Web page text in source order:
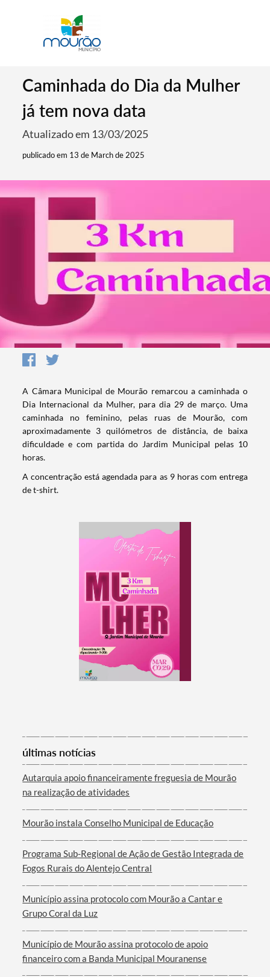
Categorias gerais
Filtros
Caminhada do Dia da Mulher
já tem nova data
Atualizado em 13/03/2025
publicado em 13 de March de 2025
A Câmara Municipal de Mourão remarcou a caminhada o
Dia Internacional da Mulher, para dia 29 de março. Uma
caminhada no feminino, pelas ruas de Mourão, com
aproximadamente 3 quilómetros de distância, de baixa
dificuldade e com partida do Jardim Municipal pelas 10
horas.
A concentração está agendada para as 9 horas com entrega
de t-shirt.
últimas notícias
Autarquia apoio financeiramente freguesia de Mourão
na realização de atividades
Mourão instala Conselho Municipal de Educação
Programa Sub-Regional de Ação de Gestão Integrada de
Fogos Rurais do Alentejo Central
Município assina protocolo com Mourão a Cantar e
Grupo Coral da Luz
Município de Mourão assina protocolo de apoio
financeiro com a Banda Municipal Mouranense